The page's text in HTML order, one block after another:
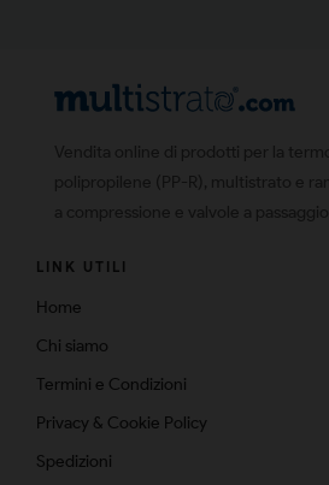
LINK UTILI
Home
Chi siamo
Termini e Condizioni
Privacy & Cookie Policy
Spedizioni